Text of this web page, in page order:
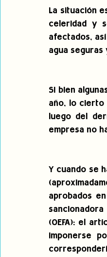
La situación
celeridad y
afectados,
agua seguras
Si bien
año, lo cierto
luego del
empresa no
Y cuando se
aprobados
(OEFA): el
imponerse